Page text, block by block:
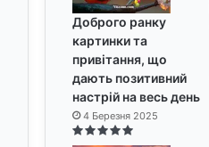
Доброго ранку
картинки та
привітання, що
дають позитивний
настрій на весь день
4 Березня 2025